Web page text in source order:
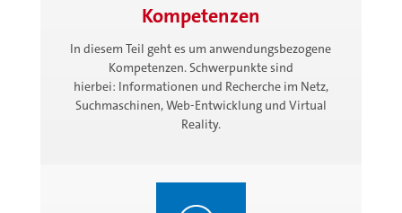
Kompetenzen
In diesem Teil geht es um anwendungsbezogene
Kompetenzen. Schwerpunkte sind
hierbei: Informationen und Recherche im Netz,
Suchmaschinen, Web-Entwicklung und Virtual
Reality.